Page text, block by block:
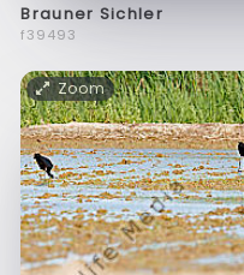
Brauner Sichler
f39493
Zoom